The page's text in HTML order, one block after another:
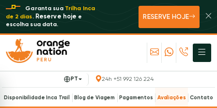
Garanta sua Trilha Inca
de 2 dias. Reserve hoje e
escolha sua data.
RESERVE HOJE
Disponibilidade Inca Trail Blog de Viagem Pagamentos Avaliações Contato
PT 24h +51 992 126 224